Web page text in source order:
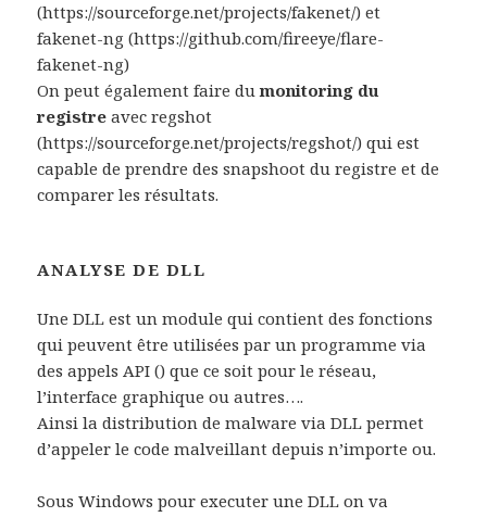
(https://sourceforge.net/projects/fakenet/) et
fakenet-ng (https://github.com/fireeye/flare-
fakenet-ng)
On peut également faire dumonitoring du
registreavec regshot
(https://sourceforge.net/projects/regshot/) qui est
capable de prendre des snapshoot du registre et de
comparer les résultats.
ANALYSE DE DLL
Une DLL est un module qui contient des fonctions
qui peuvent être utilisées par un programme via
des appels API () que ce soit pour le réseau,
l’interface graphique ou autres….
Ainsi la distribution de malware via DLL permet
d’appeler le code malveillant depuis n’importe ou.
Sous Windows pour executer une DLL on va